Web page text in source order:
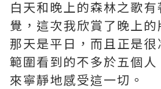
白天和晚上的森林之歌
覺，這次我欣賞了晚上的
那天是平日，而且正是
範圍看到的不多於五個
來寧靜地感受這一切。